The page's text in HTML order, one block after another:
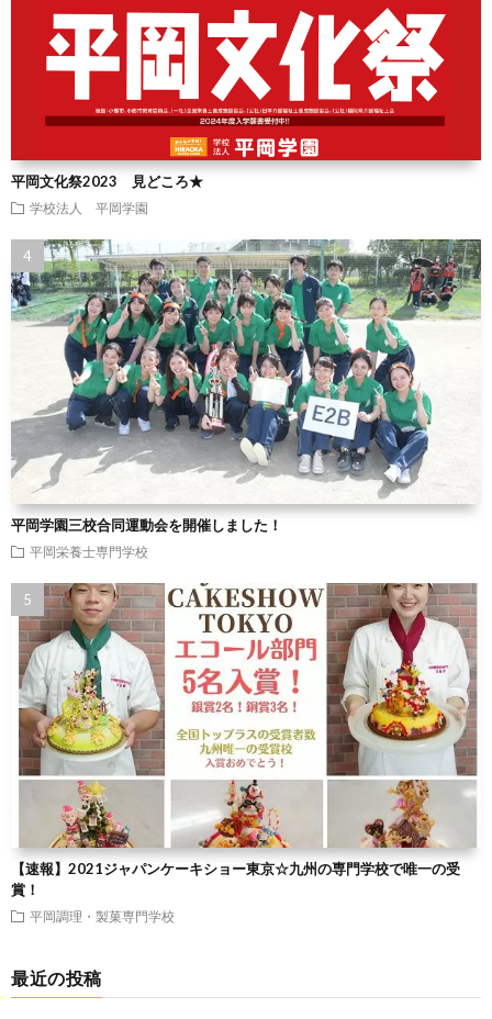
平岡文化祭2023 見どころ★
学校法人 平岡学園
平岡学園三校合同運動会を開催しました！
平岡栄養士専門学校
【速報】2021ジャパンケーキショー東京☆九州の専門学校で唯一の受
賞！
平岡調理・製菓専門学校
最近の投稿